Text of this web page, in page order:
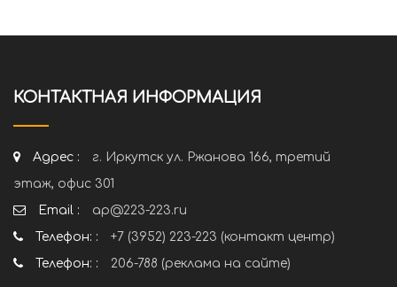
КОНТАКТНАЯ ИНФОРМАЦИЯ
Адрес :
г. Иркутск ул. Ржанова 166, третий
этаж, офис 301
Email :
ap@223-223.ru
Телефон: :
+7 (3952) 223-223 (контакт центр)
Телефон: :
206-788 (реклама на сайте)